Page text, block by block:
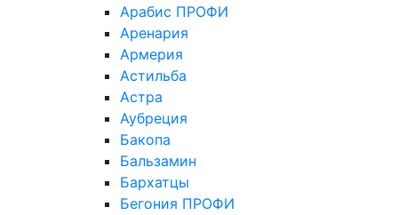
Арабис ПРОФИ
Аренария
Армерия
Астильба
Астра
Аубреция
Бакопа
Бальзамин
Бархатцы
Бегония ПРОФИ